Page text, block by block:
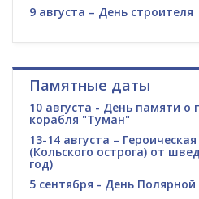
9 августа – День строителя
Памятные даты
10 августа - День памяти о
корабля "Туман"
13-14 августа –
(Кольского острога) от
год)
5 сентября - День